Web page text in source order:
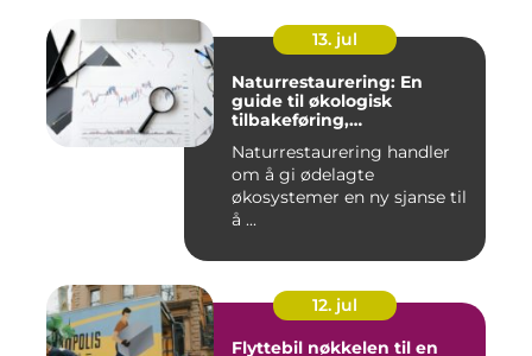
13. jul
Naturrestaurering: En
guide til økologisk
tilbakeføring,
arealforvaltning
Naturrestaurering handler
om å gi ødelagte
økosystemer en ny sjanse til
å ...
12. jul
Flyttebil nøkkelen til en